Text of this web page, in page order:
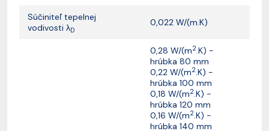
Súčiniteľ tepelnej
vodivosti λD
0,022 W/(m.K)
0,28 W/(m2.K) -
hrúbka 80 mm
0,22 W/(m2.K) -
hrúbka 100 mm
0,18 W/(m2.K) -
hrúbka 120 mm
0,16 W/(m2.K) -
hrúbka 140 mm